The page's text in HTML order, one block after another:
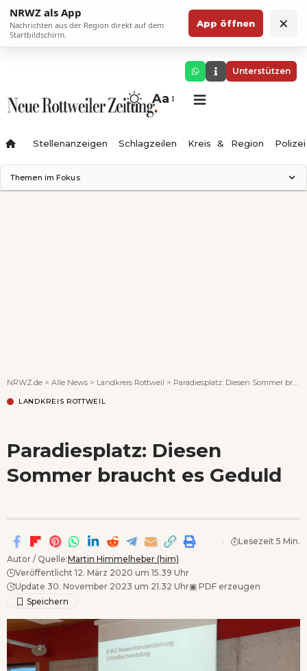
NRWZ als App
Nachrichten aus der Region direkt auf dem
Startbildschirm.
App öffnen ×
Unterstützen
Aa
Stellenanzeigen Schlagzeilen Kreis & Region Polizei
Themen im Fokus
NRWZ.de > Alle News > Landkreis Rottweil > Paradiesplatz: Diesen Sommer braucht es Geduld
LANDKREIS ROTTWEIL
Paradiesplatz: Diesen
Sommer braucht es Geduld
Autor / Quelle:Martin Himmelheber (him)
Veröffentlicht 12. März 2020 um 15.39 Uhr
Update 30. November 2023 um 21.32 Uhr▣ PDF erzeugen
Lesezeit 5 Min.